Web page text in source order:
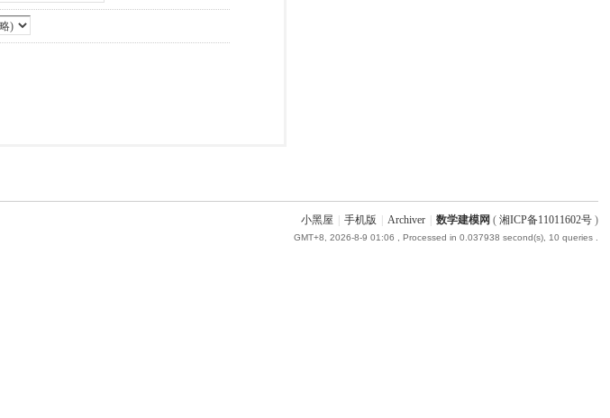
小黑屋 手机版 Archiver 数学建模网 ( 湘ICP备11011602号)
GMT+8, 2026-8-9 01:06 , Processed in 0.037938 second(s), 10 queries .